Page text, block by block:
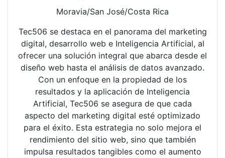
Moravia/San José/Costa Rica
Tec506 se destaca en el panorama del marketing
digital, desarrollo web e Inteligencia Artificial, al
ofrecer una solución integral que abarca desde el
diseño web hasta el análisis de datos avanzado.
Con un enfoque en la propiedad de los
resultados y la aplicación de Inteligencia
Artificial, Tec506 se asegura de que cada
aspecto del marketing digital esté optimizado
para el éxito. Esta estrategia no solo mejora el
rendimiento del sitio web, sino que también
impulsa resultados tangibles como el aumento